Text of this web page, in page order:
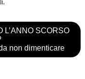
L’ANNO SCORSO
non dimenticare